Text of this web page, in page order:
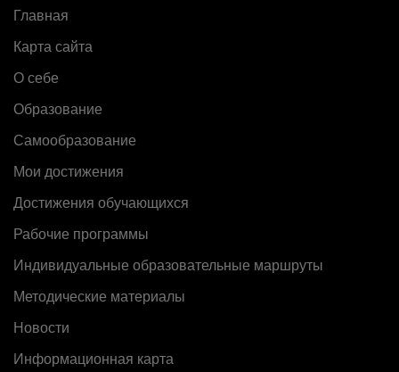
Главная
Карта сайта
О себе
Образование
Самообразование
Мои достижения
Достижения обучающихся
Рабочие программы
Индивидуальные образовательные маршруты
Методические материалы
Новости
Информационная карта